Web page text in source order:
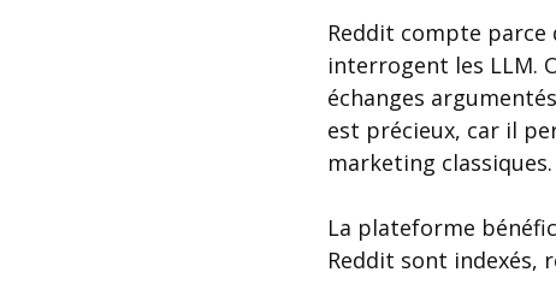
Reddit compte
interrogent les LLM.
échanges
est précieux, car il
marketing classiques.
La plateforme
Reddit sont indexés,